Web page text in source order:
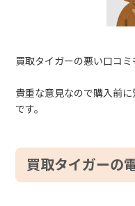
買取タイガーの悪い口コミ
貴重な意見なので購入前
です。
買取タイガーの